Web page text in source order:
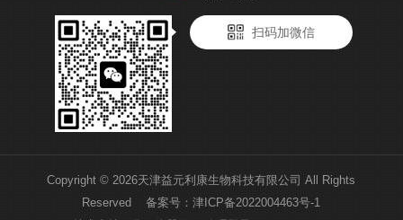
扫码加微信
Copyright © 2026天津益元利康生物科技有限公司 All Rights
Reserved 备案号：津ICP备2022004463号-1